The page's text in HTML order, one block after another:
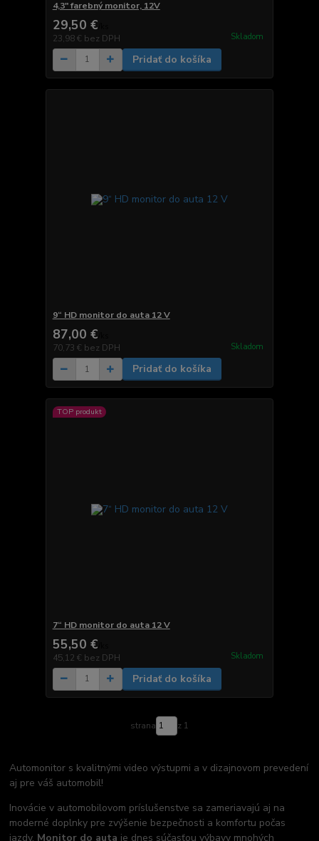
4,3" farebný monitor, 12V
29,50 €
23,98 € bez DPH Skladom
Pridať do košíka
9“ HD monitor do auta 12 V
87,00 €
70,73 € bez DPH Skladom
Pridať do košíka
TOP produkt
7“ HD monitor do auta 12 V
55,50 €
45,12 € bez DPH Skladom
Pridať do košíka
strana z 1
Automonitor s kvalitnými video výstupmi a v dizajnovom prevedení
aj pre váš automobil!
Inovácie v automobilovom príslušenstve sa zameriavajú aj na
moderné doplnky pre zvýšenie bezpečnosti a komfortu počas
jazdy. Monitor do auta je dnes súčasťou výbavy mnohých